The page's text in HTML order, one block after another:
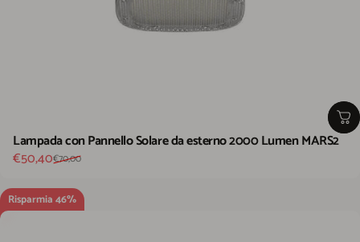
Lampada con Pannello Solare da esterno 2000 Lumen MARS2
Prezzo scontato
€50,40
Prezzo di listino
€70,00
Risparmia 46%